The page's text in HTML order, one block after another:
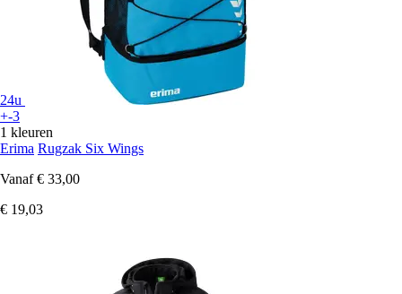
24u
+-3
1 kleuren
Erima Rugzak Six Wings
Vanaf € 33,00
€ 19,03